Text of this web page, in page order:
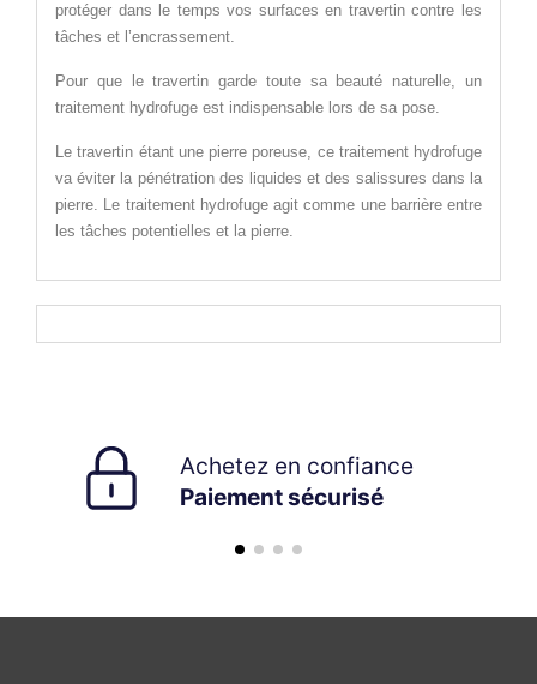
protéger dans le temps vos surfaces en travertin contre les
tâches et l’encrassement.
Pour que le travertin garde toute sa beauté naturelle, un
traitement hydrofuge est indispensable lors de sa pose.
Le travertin étant une pierre poreuse, ce traitement hydrofuge
va éviter la pénétration des liquides et des salissures dans la
pierre. Le traitement hydrofuge agit comme une barrière entre
les tâches potentielles et la pierre.